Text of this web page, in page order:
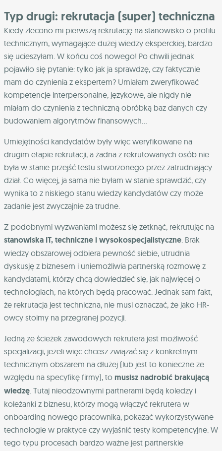
Typ drugi: rekrutacja (super) techniczna
Kiedy zlecono mi pierwszą rekrutację na stanowisko o profilu
technicznym, wymagające dużej wiedzy eksperckiej, bardzo
się ucieszyłam. W końcu coś nowego! Po chwili jednak
pojawiło się pytanie: tylko jak ja sprawdzę, czy faktycznie
mam do czynienia z ekspertem? Umiałam zweryfikować
kompetencje interpersonalne, językowe, ale nigdy nie
miałam do czynienia z techniczną obróbką baz danych czy
budowaniem algorytmów finansowych…
Umiejętności kandydatów były więc weryfikowane na
drugim etapie rekrutacji, a żadna z rekrutowanych osób nie
była w stanie przejść testu stworzonego przez zatrudniający
dział. Co więcej, ja sama nie byłam w stanie sprawdzić, czy
wynika to z niskiego stanu wiedzy kandydatów czy może
zadanie jest zwyczajnie za trudne.
Z podobnymi wyzwaniami możesz się zetknąć, rekrutując na
stanowiska IT, techniczne i wysokospecjalistyczne . Brak
wiedzy obszarowej odbiera pewność siebie, utrudnia
dyskusję z biznesem i uniemożliwia partnerską rozmowę z
kandydatami, którzy chcą dowiedzieć się, jak najwięcej o
technologiach, na których będą pracować. Jednak sam fakt,
że rekrutacja jest techniczna, nie musi oznaczać, że jako HR-
owcy stoimy na przegranej pozycji.
Jedną ze ścieżek zawodowych rekrutera jest możliwość
specjalizacji, jeżeli więc chcesz związać się z konkretnym
technicznym obszarem na dłużej (lub jest to konieczne ze
względu na specyfikę firmy), to musisz nadrobić brakującą
wiedzę . Tutaj nieodzownymi partnerami będą koledzy i
koleżanki z biznesu, którzy mogą włączyć rekrutera w
onboarding nowego pracownika, pokazać wykorzystywane
technologie w praktyce czy wyjaśnić testy kompetencyjne. W
tego typu procesach bardzo ważne jest partnerskie